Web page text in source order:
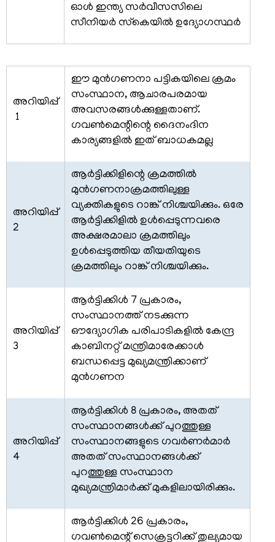
കീപ്പിംങ്
സേവനങ്ങള്‍
സെക്രട്ടേറിയറ്റ്
ലൈബ്രറി
അഖിലേന്ത്യാ
സേവനങ്ങൾ
ലിസ്റ്റ്
ഡെപ്യൂട്ടേഷനിൽ
കളക്ടർമാർ
ജില്ലാ
മേധാവികൾ
ഓള്‍ ഇന്ത്യ സര്‍വീസസിലെ
സീനിയര്‍ സ്‌കെയില്‍ ഉദ്യോഗസ്ഥര്‍
അറിയിപ്പ്
1
ഈ മുന്‍ഗണനാ പട്ടികയിലെ ക്രമം
സംസ്ഥാന, ആചാരപരമായ
അവസരങ്ങള്‍ക്കുള്ളതാണ്.
ഗവണ്‍മെന്റിന്റെ ദൈനംദിന
കാര്യങ്ങളില്‍ ഇത് ബാധകമല്ല
അറിയിപ്പ്
2
ആര്‍ട്ടിക്കിളിന്റെ ക്രമത്തില്‍
മുന്‍ഗണനാക്രമത്തിലുള്ള
വ്യക്തികളുടെ റാങ്ക് നിശ്ചയിക്കും. ഒരേ
ആര്‍ട്ടിക്കിളില്‍ ഉള്‍പ്പെടുന്നവരെ
അക്ഷരമാലാ ക്രമത്തിലും
ഉള്‍പ്പെടുത്തിയ തീയതിയുടെ
ക്രമത്തിലും റാങ്ക് നിശ്ചയിക്കും.
അറിയിപ്പ്
3
ആര്‍ട്ടിക്കിള്‍ 7 പ്രകാരം,
സംസ്ഥാനത്ത് നടക്കുന്ന
ഔദ്യോഗിക പരിപാടികളില്‍ കേന്ദ്ര
കാബിനറ്റ് മന്ത്രിമാരേക്കാള്‍
ബന്ധപ്പെട്ട മുഖ്യമന്ത്രിക്കാണ്
മുന്‍ഗണന
അറിയിപ്പ്
4
ആര്‍ട്ടിക്കിള്‍ 8 പ്രകാരം, അതത്
സംസ്ഥാനങ്ങള്‍ക്ക് പുറത്തുള്ള
സംസ്ഥാനങ്ങളുടെ ഗവര്‍ണര്‍മാര്‍
അതത് സംസ്ഥാനങ്ങള്‍ക്ക്
പുറത്തുള്ള സംസ്ഥാന
മുഖ്യമന്ത്രിമാര്‍ക്ക് മുകളിലായിരിക്കും.
ആര്‍ട്ടിക്കിള്‍ 26 പ്രകാരം,
ഗവണ്‍മെന്റ് സെക്രട്ടറിക്ക് തുല്യമായ